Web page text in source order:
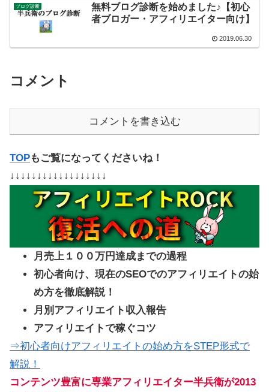
ブログ診断
無料ブログ診断を始めました♪【初心
者ブロガー・アフィリエイター向け】
2019.06.30
コメント
コメントを書き込む
TOPもご覧になってくださいね！
↓↓↓↓↓↓↓↓↓↓↓↓↓↓↓↓↓↓
月売上１００万円達成までの過程
初心者向け、現在のSEOでのアフィリエイトの始
め方を徹底解説！
月別アフィリエイト収入報告
アフィリエイトで稼ぐコツ
⇒初心者向けアフィリエイトの始め方をSTEP形式で
解説！
コンテンツ豊富に専業アフィリエイター半兵衛が2013